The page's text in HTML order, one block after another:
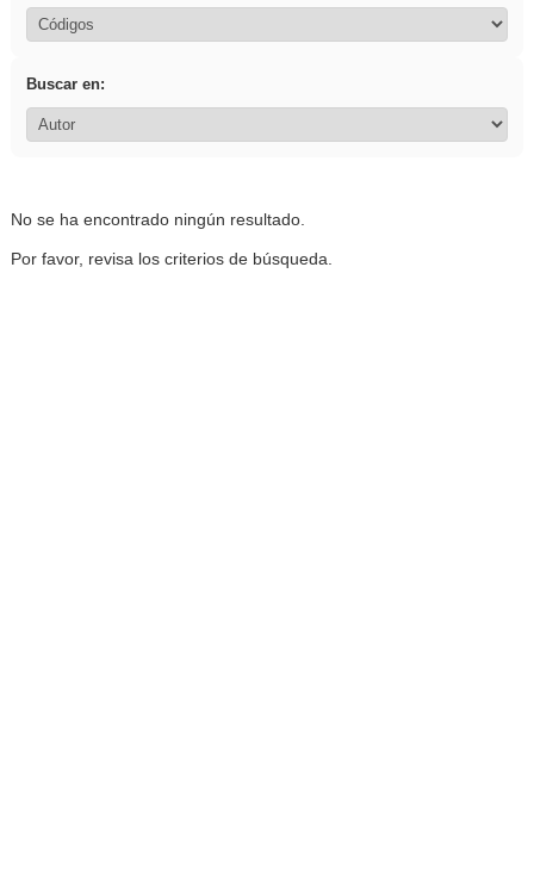
Buscar en:
No se ha encontrado ningún resultado.
Por favor, revisa los criterios de búsqueda.